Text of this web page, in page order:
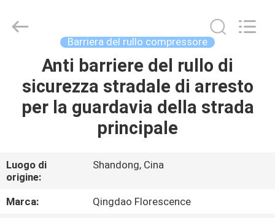
CASA
PRODOTTI
CHI
SIAMO
Supply
Barriera del rullo compressore
Anti barriere del rullo di
sicurezza stradale di arresto
per la guardavia della strada
principale
Luogo di
origine:
Shandong, Cina
Marca:
Qingdao Florescence